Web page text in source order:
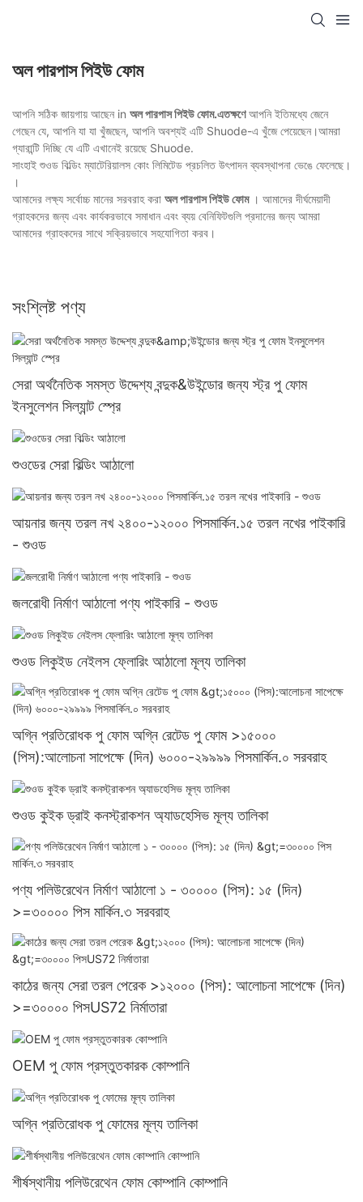
অল পারপাস পিইউ ফোম
আপনি সঠিক জায়গায় আছেন in অল পারপাস পিইউ ফোম.এতক্ষণেআপনি ইতিমধ্যে জেনে
গেছেন যে, আপনি যা যা খুঁজছেন, আপনি অবশ্যই এটি Shuode-এ খুঁজে পেয়েছেন।আমরা
গ্যারান্টি দিচ্ছি যে এটি এখানেই রয়েছে Shuode.
সাংহাই শুওড বিল্ডিং ম্যাটেরিয়ালস কোং লিমিটেড প্রচলিত উৎপাদন ব্যবস্থাপনা ভেঙে ফেলেছে।
।
আমাদের লক্ষ্য সর্বোচ্চ মানের সরবরাহ করা অল পারপাস পিইউ ফোম। আমাদের দীর্ঘমেয়াদী
গ্রাহকদের জন্য এবং কার্যকরভাবে সমাধান এবং ব্যয় বেনিফিটগুলি প্রদানের জন্য আমরা
আমাদের গ্রাহকদের সাথে সক্রিয়ভাবে সহযোগিতা করব।
সংশ্লিষ্ট পণ্য
সেরা অর্থনৈতিক সমস্ত উদ্দেশ্য বন্দুক&উইন্ডোর জন্য স্ট্র পু ফোম
ইনসুলেশন সিল্যান্ট স্প্রে
শুওডের সেরা বিল্ডিং আঠালো
আয়নার জন্য তরল নখ ২৪০০-১২০০০ পিসমার্কিন.১৫ তরল নখের পাইকারি
- শুওড
জলরোধী নির্মাণ আঠালো পণ্য পাইকারি - শুওড
শুওড লিকুইড নেইলস ফ্লোরিং আঠালো মূল্য তালিকা
অগ্নি প্রতিরোধক পু ফোম অগ্নি রেটেড পু ফোম >১৫০০০
(পিস):আলোচনা সাপেক্ষে (দিন) ৬০০০-২৯৯৯৯ পিসমার্কিন.০ সরবরাহ
শুওড কুইক ড্রাই কনস্ট্রাকশন অ্যাডহেসিভ মূল্য তালিকা
পণ্য পলিউরেথেন নির্মাণ আঠালো ১ - ৩০০০০ (পিস): ১৫ (দিন)
>=৩০০০০ পিস মার্কিন.৩ সরবরাহ
কাঠের জন্য সেরা তরল পেরেক >১২০০০ (পিস): আলোচনা সাপেক্ষে (দিন)
>=৩০০০০ পিসUS72 নির্মাতারা
OEM পু ফোম প্রস্তুতকারক কোম্পানি
অগ্নি প্রতিরোধক পু ফোমের মূল্য তালিকা
শীর্ষস্থানীয় পলিউরেথেন ফোম কোম্পানি কোম্পানি